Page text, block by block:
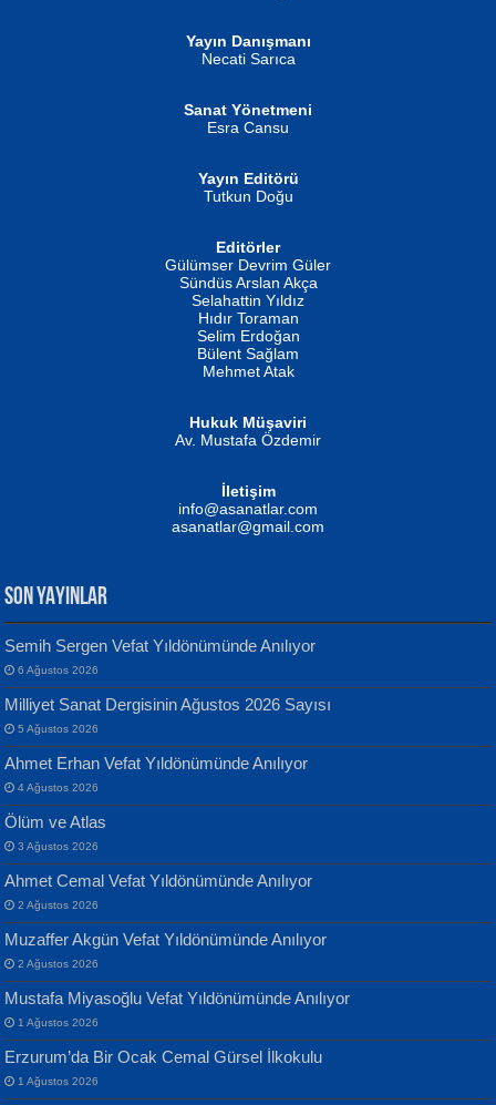
İSMAİL OKUTAN
Erkeklerin Kahrolması Ne Demektir
MUSTAFA KELOĞLU
Yarına İz Bırakmak...
ATİLLA ÖZEN
Sultan Olmadan Önce Eyüp...
Evvel Zaman Tanrıçası...
Yılmaz Ekinci
Geceye Söylenen...
Banu Sancak
Defterimden İçeri...
İsmail Aydos
Yayın Danışmanı
Necati Sarıca
Sanat Yönetmeni
Esra Cansu
Yayın Editörü
Tutkun Doğu
Editörler
Gülümser Devrim Güler
Sündüs Arslan Akça
Selahattin Yıldız
Hıdır Toraman
Selim Erdoğan
Bülent Sağlam
Mehmet Atak
Hukuk Müşaviri
Av. Mustafa Özdemir
İletişim
info@asanatlar.com
asanatlar@gmail.com
SON YAYINLAR
Semih Sergen Vefat Yıldönümünde Anılıyor
6 Ağustos 2026
Milliyet Sanat Dergisinin Ağustos 2026 Sayısı
5 Ağustos 2026
Ahmet Erhan Vefat Yıldönümünde Anılıyor
4 Ağustos 2026
Ölüm ve Atlas
3 Ağustos 2026
Ahmet Cemal Vefat Yıldönümünde Anılıyor
2 Ağustos 2026
Muzaffer Akgün Vefat Yıldönümünde Anılıyor
2 Ağustos 2026
Mustafa Miyasoğlu Vefat Yıldönümünde Anılıyor
1 Ağustos 2026
Erzurum’da Bir Ocak Cemal Gürsel İlkokulu
1 Ağustos 2026